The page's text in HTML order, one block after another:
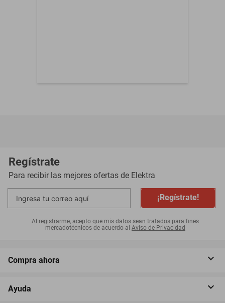
Regístrate
Para recibir las mejores ofertas de Elektra
¡Regístrate!
Al registrarme, acepto que mis datos sean tratados para fines
mercadotécnicos de acuerdo al Aviso de Privacidad
Compra ahora
Ayuda